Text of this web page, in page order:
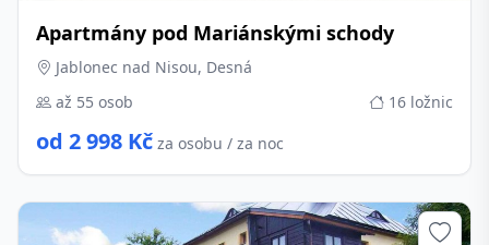
Apartmány pod Mariánskými schody
Jablonec nad Nisou, Desná
až 55 osob
16 ložnic
od 2 998 Kč za osobu / za noc